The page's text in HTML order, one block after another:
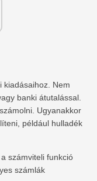
kiadásaihoz. Nem
banki átutalással.
Ugyanakkor
például hulladék
számviteli funkció
számlák